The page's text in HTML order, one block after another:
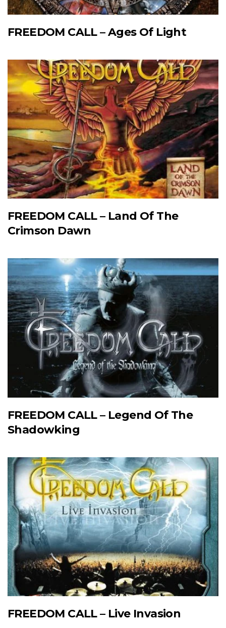
FREEDOM CALL – Ages Of Light
FREEDOM CALL – Land Of The
Crimson Dawn
FREEDOM CALL – Legend Of The
Shadowking
FREEDOM CALL – Live Invasion